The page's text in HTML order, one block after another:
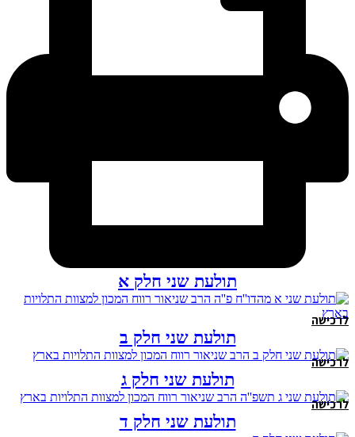
תולעת שני חלק א
לרכישה
תולעת שני חלק ב
לרכישה
תולעת שני חלק ג
לרכישה
תולעת שני חלק ד